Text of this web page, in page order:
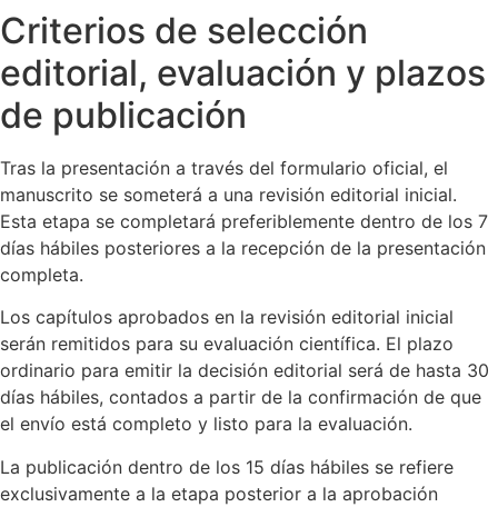
Criterios de selección
editorial, evaluación y plazos
de publicación
Tras la presentación a través del formulario oficial, el
manuscrito se someterá a una revisión editorial inicial.
Esta etapa se completará preferiblemente dentro de los 7
días hábiles posteriores a la recepción de la presentación
completa.
Los capítulos aprobados en la revisión editorial inicial
serán remitidos para su evaluación científica. El plazo
ordinario para emitir la decisión editorial será de hasta 30
días hábiles, contados a partir de la confirmación de que
el envío está completo y listo para la evaluación.
La publicación dentro de los 15 días hábiles se refiere
exclusivamente a la etapa posterior a la aprobación